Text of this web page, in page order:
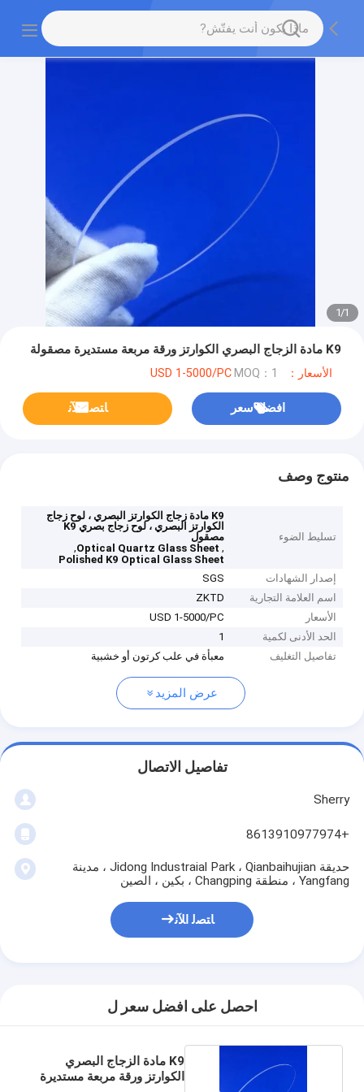
1
/
1
K9 مادة الزجاج البصري الكوارتز ورقة مربعة مستديرة مصقولة
الأسعار：USD 1-5000/PC MOQ：1
افضل سعر ﺎﺘﺼﻟ ﺍﻶﻧ
منتوج وصف
تسليط الضوء
K9 مادة زجاج الكوارتز البصري ، لوح زجاج
الكوارتز البصري ، لوح زجاج بصري K9
مصقول
,
Optical Quartz Glass Sheet
,
Polished K9 Optical Glass Sheet
إصدار الشهادات
SGS
اسم العلامة التجارية
ZKTD
الأسعار
USD 1-5000/PC
الحد الأدنى لكمية
1
تفاصيل التغليف
معبأة في علب كرتون أو خشبية
عرض المزيد
تفاصيل الاتصال
Sherry
+8613910977974
حديقة Jidong Industraial Park ، Qianbaihujian ، مدينة
Yangfang ، منطقة Changping ، بكين ، الصين
ﺎﺘﺼﻟ ﺍﻶﻧ
احصل على افضل سعر ل
K9 مادة الزجاج البصري
الكوارتز ورقة مربعة مستديرة